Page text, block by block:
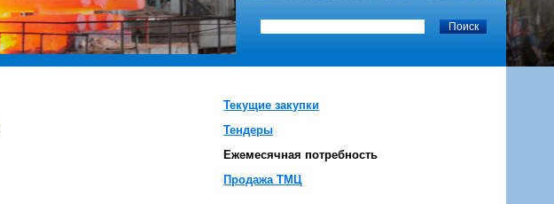
Текущие закупки
Тендеры
Ежемесячная потребность
Продажа ТМЦ